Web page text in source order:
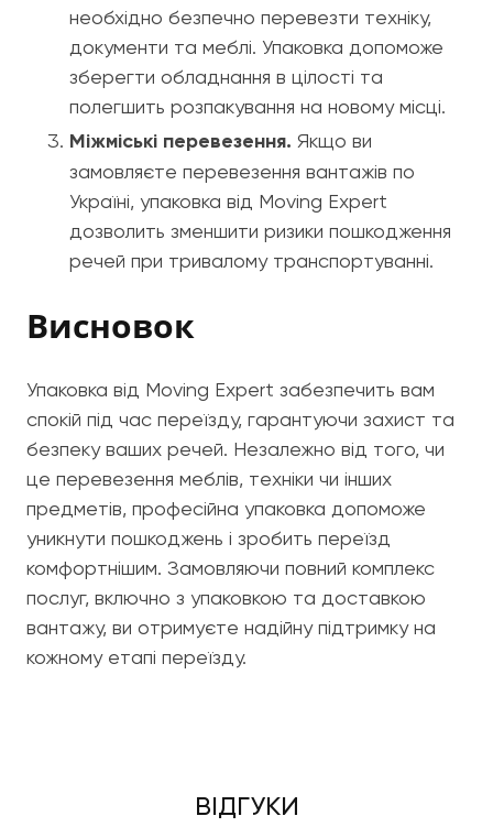
необхідно безпечно перевезти техніку,
документи та меблі. Упаковка допоможе
зберегти обладнання в цілості та
полегшить розпакування на новому місці.
Міжміські перевезення. Якщо ви
замовляєте перевезення вантажів по
Україні, упаковка від Moving Expert
дозволить зменшити ризики пошкодження
речей при тривалому транспортуванні.
Висновок
Упаковка від Moving Expert забезпечить вам
спокій під час переїзду, гарантуючи захист та
безпеку ваших речей. Незалежно від того, чи
це перевезення меблів, техніки чи інших
предметів, професійна упаковка допоможе
уникнути пошкоджень і зробить переїзд
комфортнішим. Замовляючи повний комплекс
послуг, включно з упаковкою та доставкою
вантажу, ви отримуєте надійну підтримку на
кожному етапі переїзду.
ВІДГУКИ